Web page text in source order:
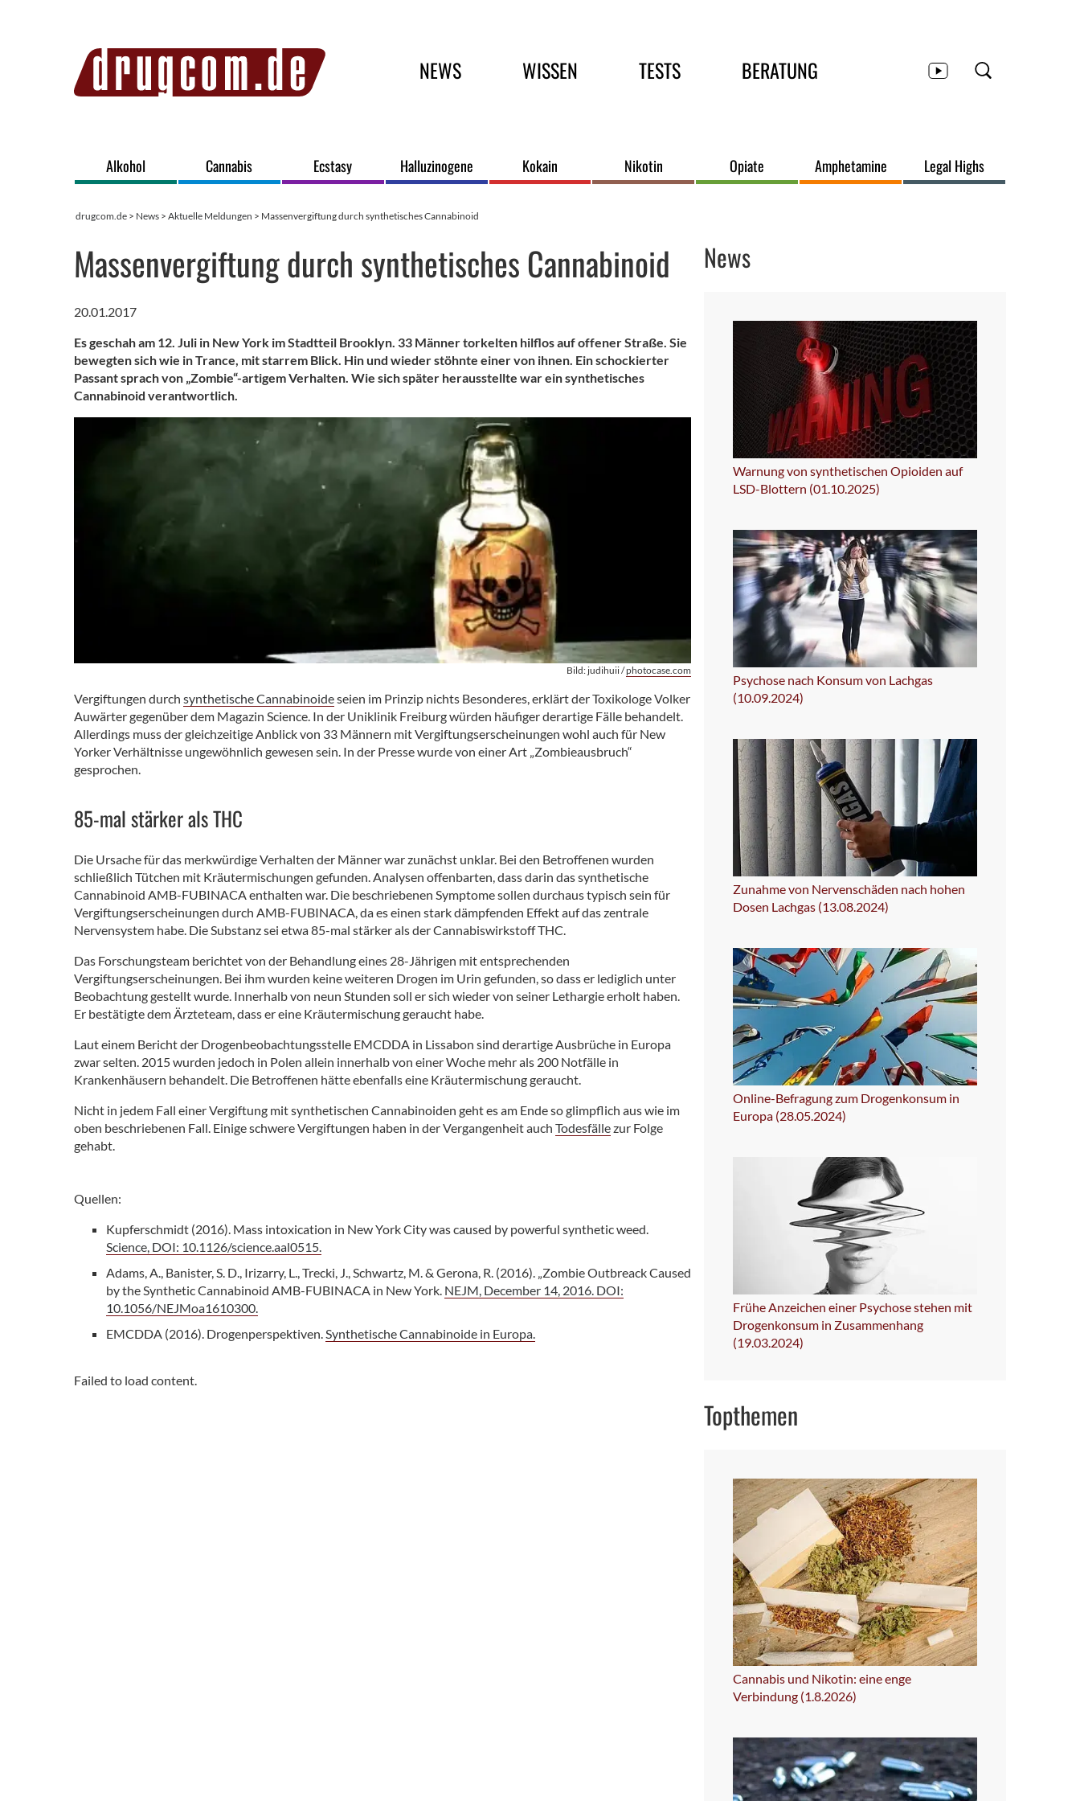
Hauptmenü
NEWS WISSEN TESTS BERATUNG
Alkohol Cannabis Ecstasy Halluzinogene Kokain Nikotin Opiate Amphetamine Legal Highs
drugcom.de > News > Aktuelle Meldungen > Massenvergiftung durch synthetisches Cannabinoid
Massenvergiftung durch synthetisches Cannabinoid
20.01.2017
Es geschah am 12. Juli in New York im Stadtteil Brooklyn. 33 Männer torkelten hilflos auf offener Straße. Sie
bewegten sich wie in Trance, mit starrem Blick. Hin und wieder stöhnte einer von ihnen. Ein schockierter
Passant sprach von „Zombie“-artigem Verhalten. Wie sich später herausstellte war ein synthetisches
Cannabinoid verantwortlich.
Bild: judihuii /photocase.com
Vergiftungen durch synthetische Cannabinoideseien im Prinzip nichts Besonderes, erklärt der Toxikologe Volker
Auwärter gegenüber dem Magazin Science. In der Uniklinik Freiburg würden häufiger derartige Fälle behandelt.
Allerdings muss der gleichzeitige Anblick von 33 Männern mit Vergiftungserscheinungen wohl auch für New
Yorker Verhältnisse ungewöhnlich gewesen sein. In der Presse wurde von einer Art „Zombieausbruch“
gesprochen.
85-mal stärker als THC
Die Ursache für das merkwürdige Verhalten der Männer war zunächst unklar. Bei den Betroffenen wurden
schließlich Tütchen mit Kräutermischungen gefunden. Analysen offenbarten, dass darin das synthetische
Cannabinoid AMB-FUBINACA enthalten war. Die beschriebenen Symptome sollen durchaus typisch sein für
Vergiftungserscheinungen durch AMB-FUBINACA, da es einen stark dämpfenden Effekt auf das zentrale
Nervensystem habe. Die Substanz sei etwa 85-mal stärker als der Cannabiswirkstoff THC.
Das Forschungsteam berichtet von der Behandlung eines 28-Jährigen mit entsprechenden
Vergiftungserscheinungen. Bei ihm wurden keine weiteren Drogen im Urin gefunden, so dass er lediglich unter
Beobachtung gestellt wurde. Innerhalb von neun Stunden soll er sich wieder von seiner Lethargie erholt haben.
Er bestätigte dem Ärzteteam, dass er eine Kräutermischung geraucht habe.
Laut einem Bericht der Drogenbeobachtungsstelle EMCDDA in Lissabon sind derartige Ausbrüche in Europa
zwar selten. 2015 wurden jedoch in Polen allein innerhalb von einer Woche mehr als 200 Notfälle in
Krankenhäusern behandelt. Die Betroffenen hätte ebenfalls eine Kräutermischung geraucht.
Nicht in jedem Fall einer Vergiftung mit synthetischen Cannabinoiden geht es am Ende so glimpflich aus wie im
oben beschriebenen Fall. Einige schwere Vergiftungen haben in der Vergangenheit auch Todesfällezur Folge
gehabt.
Quellen:
Kupferschmidt (2016). Mass intoxication in New York City was caused by powerful synthetic weed.
Science, DOI: 10.1126/science.aal0515.
Adams, A., Banister, S. D., Irizarry, L., Trecki, J., Schwartz, M. & Gerona, R. (2016). „Zombie Outbreack Caused
by the Synthetic Cannabinoid AMB-FUBINACA in New York. NEJM, December 14, 2016. DOI:
10.1056/NEJMoa1610300.
EMCDDA (2016). Drogenperspektiven. Synthetische Cannabinoide in Europa.
Failed to load content.
News
Warnung von synthetischen Opioiden auf
LSD-Blottern (01.10.2025)
Psychose nach Konsum von Lachgas
(10.09.2024)
Zunahme von Nervenschäden nach hohen
Dosen Lachgas (13.08.2024)
Online-Befragung zum Drogenkonsum in
Europa (28.05.2024)
Frühe Anzeichen einer Psychose stehen mit
Drogenkonsum in Zusammenhang
(19.03.2024)
Topthemen
Cannabis und Nikotin: eine enge
Verbindung (1.8.2026)